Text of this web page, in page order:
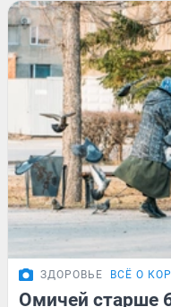
ЗДОРОВЬЕ ВСЁ О
Омичей старше